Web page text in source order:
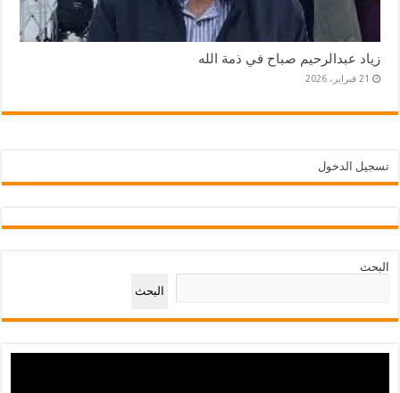
زياد عبدالرحيم صباح في ذمة الله
21 فبراير، 2026
تسجيل الدخول
البحث
البحث